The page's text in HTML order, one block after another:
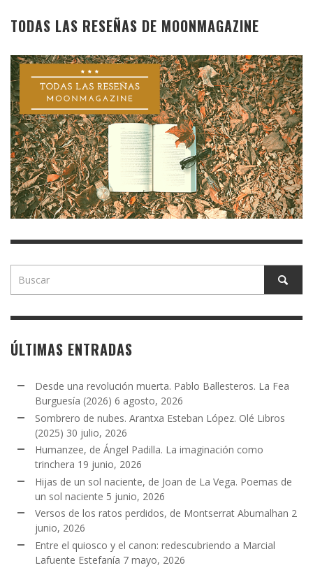
TODAS LAS RESEÑAS DE MOONMAGAZINE
ÚLTIMAS ENTRADAS
Desde una revolución muerta. Pablo Ballesteros. La Fea
Burguesía (2026) 6 agosto, 2026
Sombrero de nubes. Arantxa Esteban López. Olé Libros
(2025) 30 julio, 2026
Humanzee, de Ángel Padilla. La imaginación como
trinchera 19 junio, 2026
Hijas de un sol naciente, de Joan de La Vega. Poemas de
un sol naciente 5 junio, 2026
Versos de los ratos perdidos, de Montserrat Abumalhan 2
junio, 2026
Entre el quiosco y el canon: redescubriendo a Marcial
Lafuente Estefanía 7 mayo, 2026